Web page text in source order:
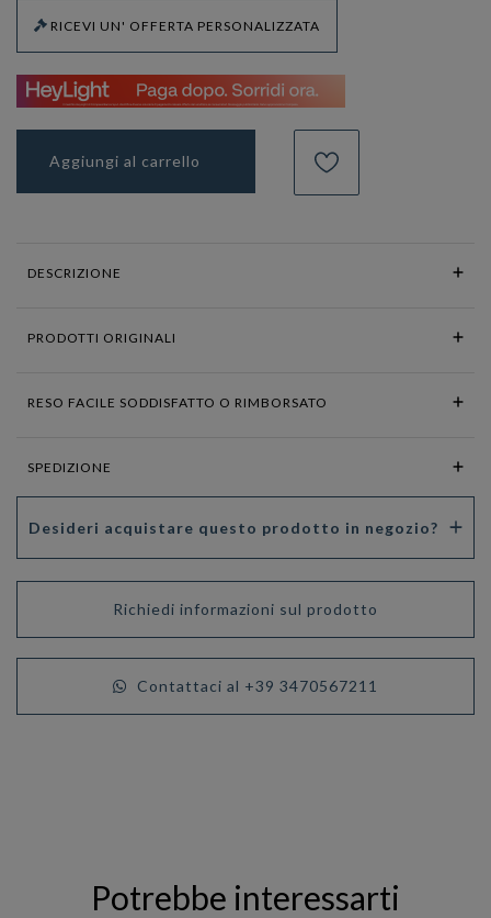
RICEVI UN' OFFERTA PERSONALIZZATA
Aggiungi al carrello
DESCRIZIONE
PRODOTTI ORIGINALI
RESO FACILE SODDISFATTO O RIMBORSATO
SPEDIZIONE
Desideri acquistare questo prodotto in negozio?
Richiedi informazioni sul prodotto
Contattaci al +39 3470567211
Potrebbe interessarti